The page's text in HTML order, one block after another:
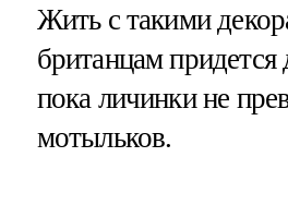
Жить с такими
британцам придется
пока личинки не
мотыльков.